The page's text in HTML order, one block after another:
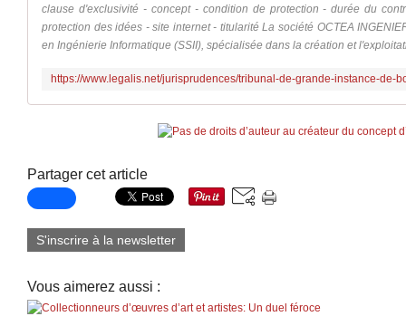
clause d'exclusivité - concept - condition de protection - durée du
protection des idées - site internet - titularité La société OCTEA
en Ingénierie Informatique (SSII), spécialisée dans la création et
Partager cet article
S'inscrire à la newsletter
Vous aimerez aussi :